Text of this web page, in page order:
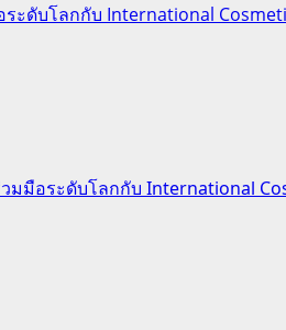
ดับโลกกับ International
มือระดับโลกกับ International